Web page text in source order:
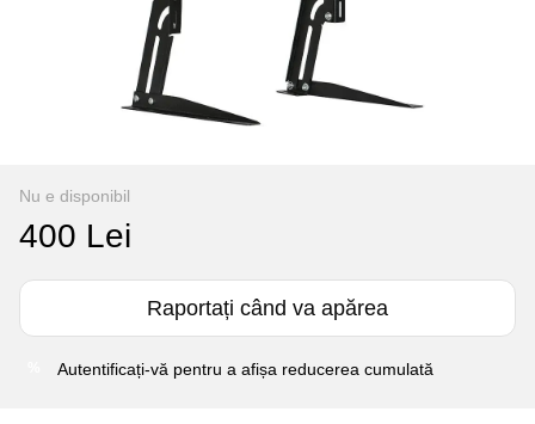
Nu e disponibil
400 Lei
Raportați când va apărea
Autentificați-vă pentru a afișa reducerea cumulată